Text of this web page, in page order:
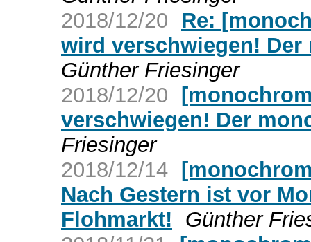
2018/12/20
Re:
wird verschwiegen!
Günther Friesinger
2018/12/20
verschwiegen! Der
Friesinger
2018/12/14
Nach Gestern ist vor
Flohmarkt!
Günther